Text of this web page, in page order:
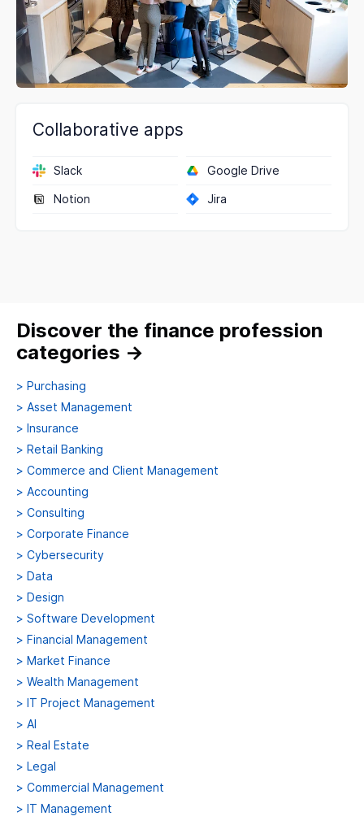
Collaborative apps
Slack Google Drive
Notion Jira
Discover the finance profession
categories →
> Purchasing
> Asset Management
> Insurance
> Retail Banking
> Commerce and Client Management
> Accounting
> Consulting
> Corporate Finance
> Cybersecurity
> Data
> Design
> Software Development
> Financial Management
> Market Finance
> Wealth Management
> IT Project Management
> AI
> Real Estate
> Legal
> Commercial Management
> IT Management